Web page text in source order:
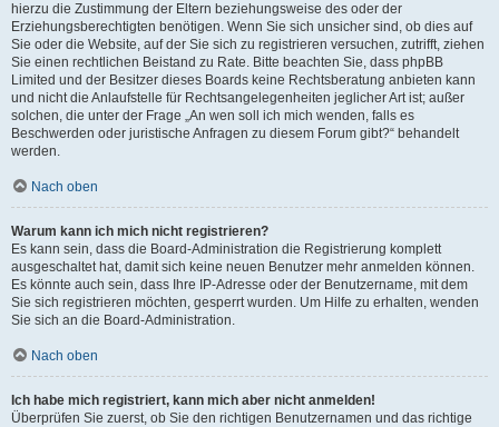
hierzu die Zustimmung der Eltern beziehungsweise des oder der
Erziehungsberechtigten benötigen. Wenn Sie sich unsicher sind, ob dies auf
Sie oder die Website, auf der Sie sich zu registrieren versuchen, zutrifft, ziehen
Sie einen rechtlichen Beistand zu Rate. Bitte beachten Sie, dass phpBB
Limited und der Besitzer dieses Boards keine Rechtsberatung anbieten kann
und nicht die Anlaufstelle für Rechtsangelegenheiten jeglicher Art ist; außer
solchen, die unter der Frage „An wen soll ich mich wenden, falls es
Beschwerden oder juristische Anfragen zu diesem Forum gibt?“ behandelt
werden.
Nach oben
Warum kann ich mich nicht registrieren?
Es kann sein, dass die Board-Administration die Registrierung komplett
ausgeschaltet hat, damit sich keine neuen Benutzer mehr anmelden können.
Es könnte auch sein, dass Ihre IP-Adresse oder der Benutzername, mit dem
Sie sich registrieren möchten, gesperrt wurden. Um Hilfe zu erhalten, wenden
Sie sich an die Board-Administration.
Nach oben
Ich habe mich registriert, kann mich aber nicht anmelden!
Überprüfen Sie zuerst, ob Sie den richtigen Benutzernamen und das richtige